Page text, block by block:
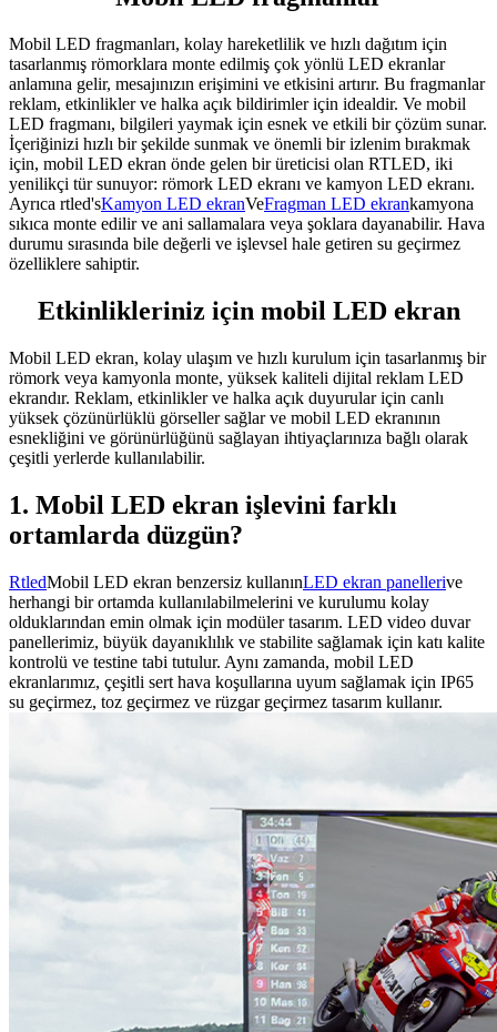
Mobil LED fragmanları, kolay hareketlilik ve hızlı dağıtım için
tasarlanmış römorklara monte edilmiş çok yönlü LED ekranlar
anlamına gelir, mesajınızın erişimini ve etkisini artırır. Bu fragmanlar
reklam, etkinlikler ve halka açık bildirimler için idealdir. Ve mobil
LED fragmanı, bilgileri yaymak için esnek ve etkili bir çözüm sunar.
İçeriğinizi hızlı bir şekilde sunmak ve önemli bir izlenim bırakmak
için, mobil LED ekran önde gelen bir üreticisi olan RTLED, iki
yenilikçi tür sunuyor: römork LED ekranı ve kamyon LED ekranı.
Ayrıca rtled'sKamyon LED ekranVeFragman LED ekrankamyona
sıkıca monte edilir ve ani sallamalara veya şoklara dayanabilir. Hava
durumu sırasında bile değerli ve işlevsel hale getiren su geçirmez
özelliklere sahiptir.
Etkinlikleriniz için mobil LED ekran
Mobil LED ekran, kolay ulaşım ve hızlı kurulum için tasarlanmış bir
römork veya kamyonla monte, yüksek kaliteli dijital reklam LED
ekrandır. Reklam, etkinlikler ve halka açık duyurular için canlı
yüksek çözünürlüklü görseller sağlar ve mobil LED ekranının
esnekliğini ve görünürlüğünü sağlayan ihtiyaçlarınıza bağlı olarak
çeşitli yerlerde kullanılabilir.
1. Mobil LED ekran işlevini farklı
ortamlarda düzgün?
RtledMobil LED ekran benzersiz kullanınLED ekran panellerive
herhangi bir ortamda kullanılabilmelerini ve kurulumu kolay
olduklarından emin olmak için modüler tasarım. LED video duvar
panellerimiz, büyük dayanıklılık ve stabilite sağlamak için katı kalite
kontrolü ve testine tabi tutulur. Aynı zamanda, mobil LED
ekranlarımız, çeşitli sert hava koşullarına uyum sağlamak için IP65
su geçirmez, toz geçirmez ve rüzgar geçirmez tasarım kullanır.